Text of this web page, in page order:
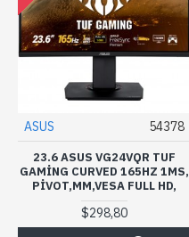
ASUS 54378
23.6 ASUS VG24VQR TUF
GAMING CURVED 165HZ 1MS,
PIVOT,MM,VESA FULL HD,
$298,80